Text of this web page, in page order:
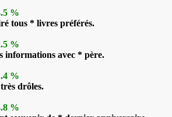
%
tous * livres préférés.
%
informations avec * père.
%
drôles.
%